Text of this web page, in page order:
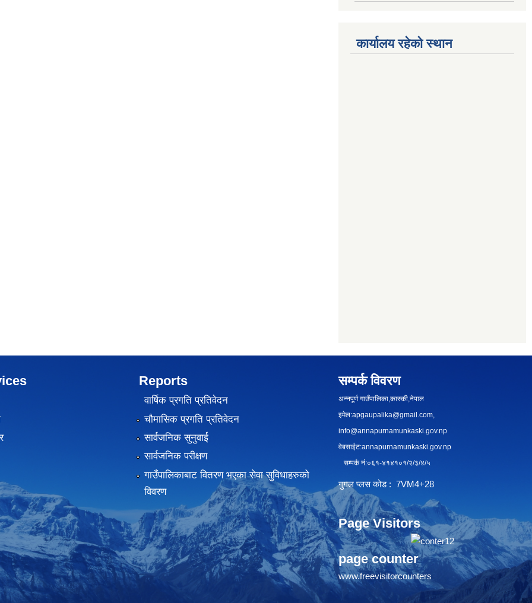
कार्यालय रहेको स्थान
Reports
वार्षिक प्रगति प्रतिवेदन
चौमासिक प्रगति प्रतिवेदन
सार्वजनिक सुनुवाई
सार्वजनिक परीक्षण
गाउँपालिकाबाट वितरण भएका सेवा सुविधाहरुको
विवरण
सम्पर्क विवरण
अन्नपूर्ण गाउँपालिका,कास्की,नेपाल
इमेल:apgaupalika@gmail.com
info@annapurnamunkaski.gov.np
वेबसाईट:annapurnamunkaski.gov.np
सम्पर्क नं:०६१-४१४१०१/२/३/४/५
गुगल प्लस कोड : 7VM4+28
Page Visitors
page counter
www.freevisitorcounters